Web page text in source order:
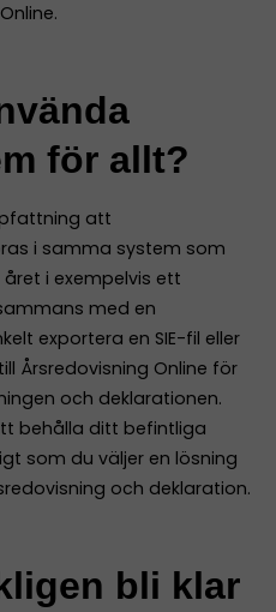
för allt?
att
i samma system som
i exempelvis ett
med en
exportera en SIE-fil eller
Årsredovisning Online för
och deklarationen.
behålla ditt befintliga
som du väljer en lösning
och deklaration.
bli klar